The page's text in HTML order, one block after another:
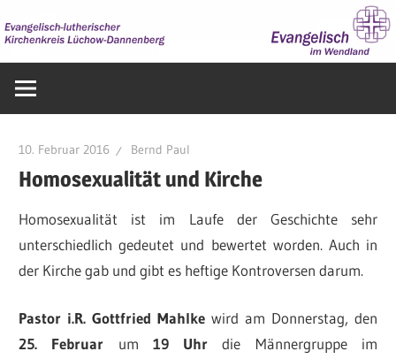
Inhalt
springen
im
10. Februar 2016 Bernd Paul
Homosexualität und Kirche
Homosexualität ist im Laufe der Geschichte sehr
unterschiedlich gedeutet und bewertet worden. Auch in
der Kirche gab und gibt es heftige Kontroversen darum.
Pastor i.R. Gottfried Mahlke wird am Donnerstag, den
25. Februar um 19 Uhr die Männergruppe im